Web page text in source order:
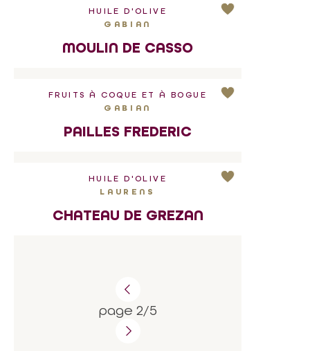
HUILE D'OLIVE
GABIAN
MOULIN DE CASSO
FRUITS À COQUE ET À BOGUE
GABIAN
PAILLES FREDERIC
HUILE D'OLIVE
LAURENS
CHATEAU DE GREZAN
page 2/5